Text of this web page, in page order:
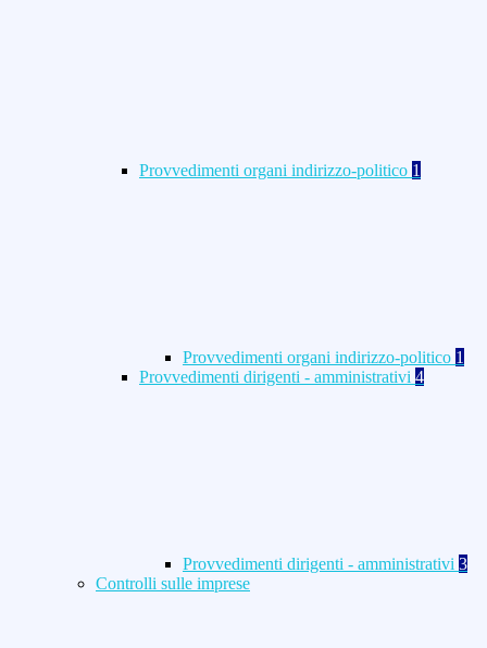
Provvedimenti organi indirizzo-politico 1
Provvedimenti organi indirizzo-politico 1
Provvedimenti dirigenti - amministrativi 4
Provvedimenti dirigenti - amministrativi 3
Controlli sulle imprese